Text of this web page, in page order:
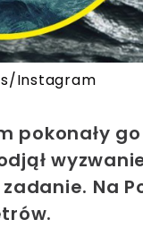
Instagram
pokonały
Na